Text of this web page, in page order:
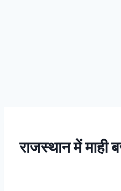
राजस्थान में माही